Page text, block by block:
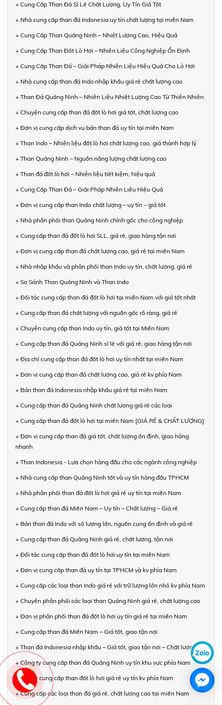
+ Cung Cấp Than Đá Sỉ Lẻ Chất Lượng, Uy Tín Giá Tốt
+ Nhà cung cấp than đá Indonesia uy tín chất lượng tại miền Nam
+ Cung Cấp Than Quảng Ninh – Nhiệt Lượng Cao, Hiệu Quả
+ Cung Cấp Than Đốt Lò Hơi – Nhiên Liệu Công Nghiệp Ổn Định
+ Cung Cấp Than Đá – Giải Pháp Nhiên Liệu Hiệu Quả Cho Lò Hơi
+ Nhà cung cấp than đá Indo nhập khẩu giá rẻ chất lượng cao
+ Than Đá Quảng Ninh – Nhiên Liệu Nhiệt Lượng Cao Từ Thiên Nhiên
+ Chuyên cung cấp than đá đốt lò hơi giá tốt, chất lượng cao
+ Đơn vị cung cấp dịch vụ bán than đá uy tín tại miền Nam
+ Than Indo – Nhiên liệu đốt lò hơi chất lượng cao, giá thành hợp lý
+ Than Quảng Ninh – Nguồn năng lượng chất lượng cao
+ Than đá đốt lò hơi – Nhiên liệu tiết kiệm, hiệu quả
+ Cung Cấp Than Đá – Giải Pháp Nhiên Liệu Hiệu Quả
+ Đơn vị cung cấp than Indo chất lượng – uy tín – giá tốt
+ Nhà phân phối than Quảng Ninh chính gốc cho công nghiệp
+ Cung cấp than đá đốt lò hơi SLL, giá rẻ, giao hàng tận nơi
+ Đơn vị cung cấp than đá chất lượng cao, giá rẻ tại miền Nam
+ Nhà nhập khẩu và phân phối than Indo uy tín, chất lượng, giá rẻ
+ So Sánh Than Quảng Ninh và Than Indo
+ Đối tác cung cấp than đá đốt lò hơi tại miền Nam với giá tốt nhất
+ Cung cấp than đá chất lượng với nguồn gốc rõ ràng, giá rẻ
+ Chuyên cung cấp than Indo uy tín, giá tốt tại Miền Nam
+ Cung cấp than đá Quảng Ninh sỉ lẻ với giá rẻ, giao hàng tận nơi
+ Địa chỉ cung cấp than đá đốt lò hơi uy tín nhất tại miền Nam
+ Đơn vị cung cấp than đá chất lượng cao, giá rẻ kv phía Nam
+ Bán than đá Indonesia nhập khẩu giá rẻ tại miền Nam
+ Cung cấp than đá Quảng Ninh chất lượng giá rẻ các loại
+ Cung cấp than đá đốt lò hơi tại miền Nam [GIÁ RẺ & CHẤT LƯỢNG]
+ Đơn vị cung cấp than đá giá tốt, chất lượng ổn định, giao hàng
nhanh
+ Than Indonesia - Lựa chọn hàng đầu cho các ngành công nghiệp
+ Nhà cung cấp than Quảng Ninh tốt và uy tín hàng đầu TPHCM
+ Nhà phân phối than đá đốt lò hơi giá rẻ uy tín tại miền Nam
+ Cung cấp than đá Miền Nam – Uy tín – Chất lượng – Giá rẻ
+ Bán than đá Indo với số lượng lớn, nguồn cung ổn định và giá rẻ
+ Cung cấp than đá Quảng Ninh giá rẻ, chất lượng, tận nơi
+ Đối tác cung cấp than đá đốt lò hơi uy tín tại miền Nam
+ Đơn vị cung cấp than đá uy tín tại TPHCM và kv phía Nam
+ Cung cấp các loại than Indo giá rẻ với trữ lượng lớn nhỏ kv phía Nam
+ Chuyên phân phối các loại than Quảng Ninh giá rẻ, chất lượng cao
+ Đơn vị phân phối than đá đốt lò hơi uy tín giá rẻ tại miền Nam
+ Cung cấp than đá Miền Nam – Giá tốt, giao tận nơi
+ Than đá Indonesia nhập khẩu – Giá tốt, giao tận nơi – Chất lượng
+ Công ty cung cấp than đá Quảng Ninh uy tín khu vực phía Nam
+ Đơn vị cung cấp than đốt lò hơi giá rẻ uy tín kv phía Nam
+ Cung cấp các loại than đá giá rẻ, chất lượng cao tại miền Nam